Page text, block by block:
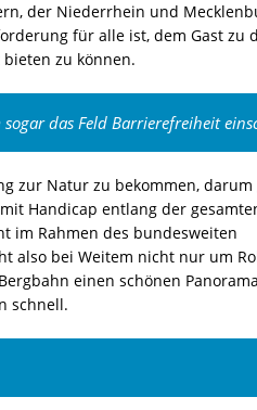
der Niederrhein und
für alle ist, dem Gast zu
zu können.
das Feld Barrierefreiheit
zur Natur zu bekommen, darum
Handicap entlang der
im Rahmen des bundesweiten
also bei Weitem nicht nur um
einen schönen
schnell.